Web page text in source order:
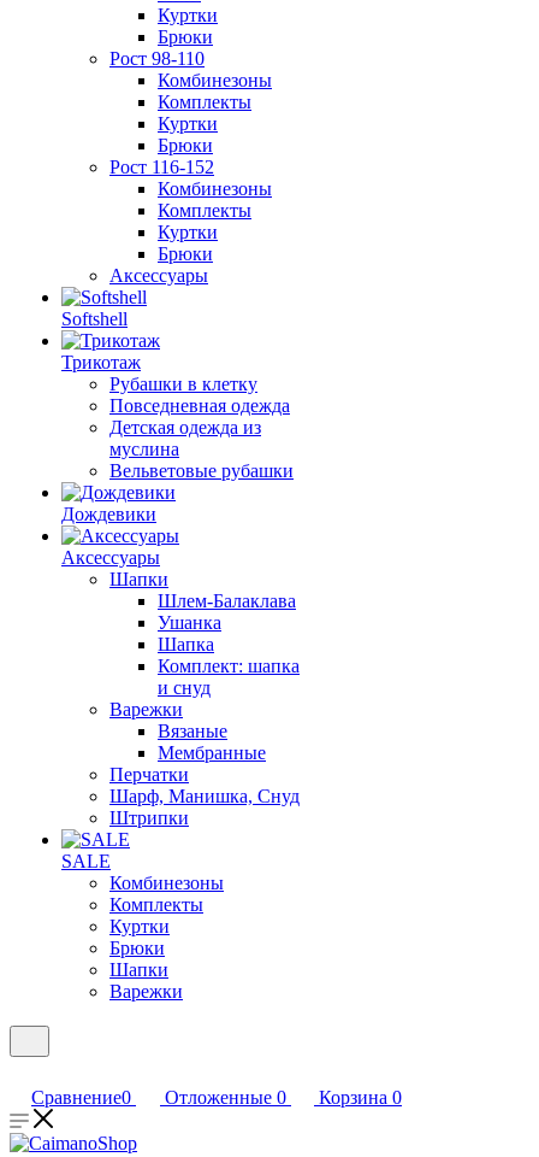
Куртки
Брюки
Рост 98-110
Комбинезоны
Комплекты
Куртки
Брюки
Рост 116-152
Комбинезоны
Комплекты
Куртки
Брюки
Аксессуары
Softshell
Трикотаж
Рубашки в клетку
Повседневная одежда
Детская одежда из
муслина
Вельветовые рубашки
Дождевики
Аксессуары
Шапки
Шлем-Балаклава
Ушанка
Шапка
Комплект: шапка
и снуд
Варежки
Вязаные
Мембранные
Перчатки
Шарф, Манишка, Снуд
Штрипки
SALE
Комбинезоны
Комплекты
Куртки
Брюки
Шапки
Варежки
Сравнение0 Отложенные 0 Корзина 0